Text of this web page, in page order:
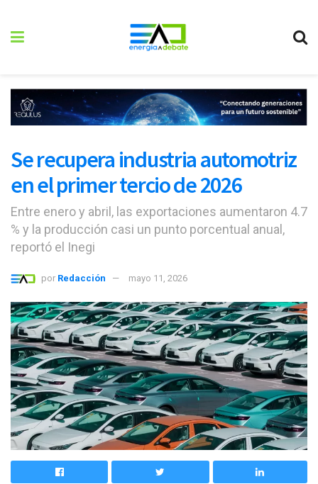
Se recupera industria automotriz
en el primer tercio de 2026
Entre enero y abril, las exportaciones aumentaron 4.7
% y la producción casi un punto porcentual anual,
reportó el Inegi
por Redacción mayo 11, 2026